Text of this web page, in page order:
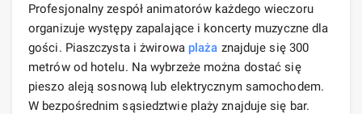
Profesjonalny zespół animatorów każdego wieczoru
organizuje występy zapalające i koncerty muzyczne dla
gości. Piaszczysta i żwirowa plaża znajduje się 300
metrów od hotelu. Na wybrzeże można dostać się
pieszo aleją sosnową lub elektrycznym samochodem.
W bezpośrednim sąsiedztwie plaży znajduje się bar.